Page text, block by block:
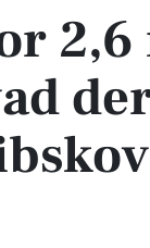
2,6